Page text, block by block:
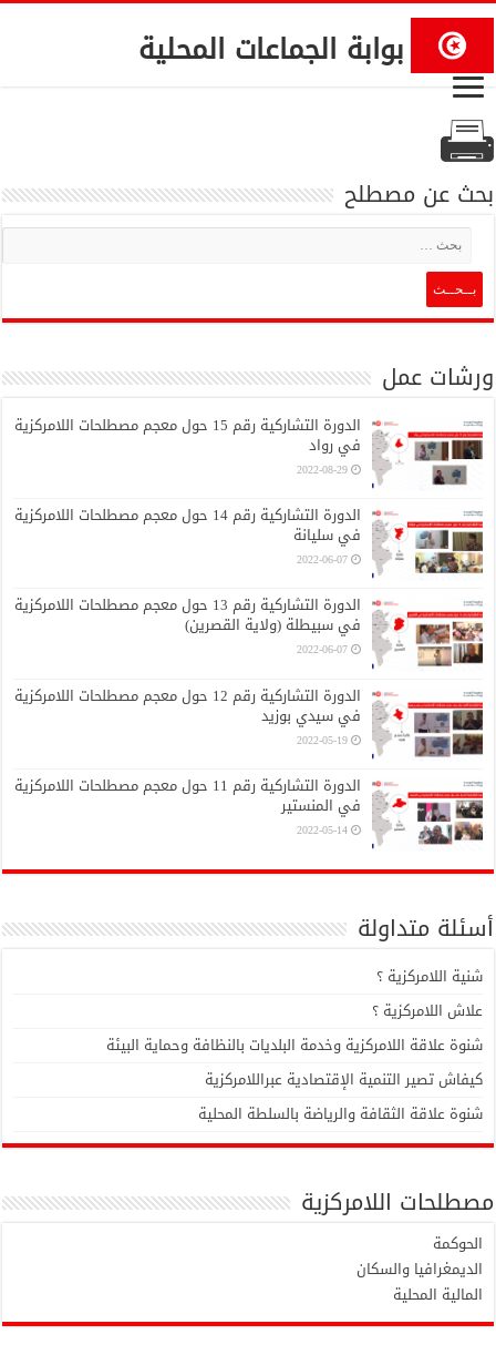
بوابة الجماعات المحلية
بحث عن مصطلح
ورشات عمل
الدورة التشاركية رقم 15 حول معجم مصطلحات اللامركزية
في رواد
2022-08-29
الدورة التشاركية رقم 14 حول معجم مصطلحات اللامركزية
في سليانة
2022-06-07
الدورة التشاركية رقم 13 حول معجم مصطلحات اللامركزية
في سبيطلة (ولاية القصرين)
2022-06-07
الدورة التشاركية رقم 12 حول معجم مصطلحات اللامركزية
في سيدي بوزيد
2022-05-19
الدورة التشاركية رقم 11 حول معجم مصطلحات اللامركزية
في المنستير
2022-05-14
أسئلة متداولة
شنية اللامركزية ؟
علاش اللامركزية ؟
شنوة علاقة اللامركزية وخدمة البلديات بالنظافة وحماية البيئة
كيفاش تصير التنمية الإقتصادية عبراللامركزية
شنوة علاقة الثقافة والرياضة بالسلطة المحلية
مصطلحات اللامركزية
الحوكمة
الديمغرافيا والسكان
المالية المحلية